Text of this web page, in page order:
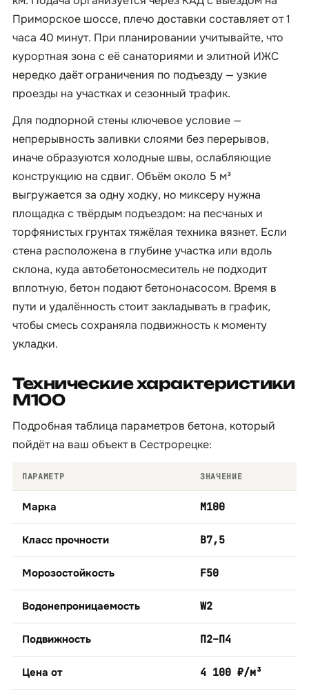
Приморское шоссе, плечо доставки составляет от 1
часа 40 минут. При планировании учитывайте, что
курортная зона с её санаториями и элитной ИЖС
нередко даёт ограничения по подъезду — узкие
проезды на участках и сезонный трафик.
Для подпорной стены ключевое условие —
непрерывность заливки слоями без перерывов,
иначе образуются холодные швы, ослабляющие
конструкцию на сдвиг. Объём около 5 м³
выгружается за одну ходку, но миксеру нужна
площадка с твёрдым подъездом: на песчаных и
торфянистых грунтах тяжёлая техника вязнет. Если
стена расположена в глубине участка или вдоль
склона, куда автобетоносмеситель не подходит
вплотную, бетон подают бетононасосом. Время в
пути и удалённость стоит закладывать в график,
чтобы смесь сохраняла подвижность к моменту
укладки.
Технические характеристики
М100
Подробная таблица параметров бетона, который
пойдёт на ваш объект в Сестрорецке:
ПАРАМЕТР ЗНАЧЕНИЕ
Марка М100
Класс прочности B7,5
Морозостойкость F50
Водонепроницаемость W2
Подвижность П2–П4
Цена от 4 100 ₽/м³